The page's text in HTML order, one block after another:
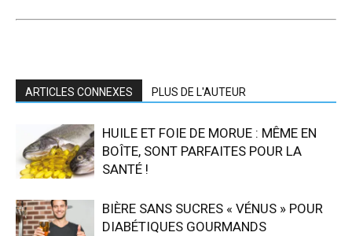
ARTICLES CONNEXES PLUS DE L'AUTEUR
HUILE ET FOIE DE MORUE : MÊME EN
BOÎTE, SONT PARFAITES POUR LA
SANTÉ !
BIÈRE SANS SUCRES « VÉNUS » POUR
DIABÉTIQUES GOURMANDS